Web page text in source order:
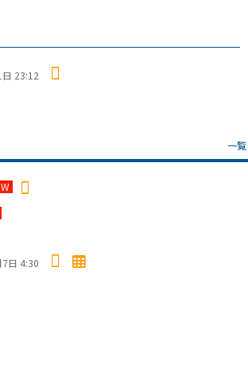
23:12
一覧
日 4:30